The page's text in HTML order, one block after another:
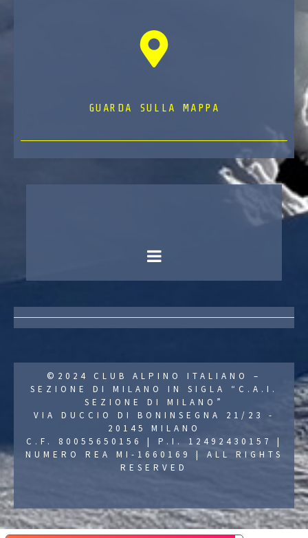
GUARDA SULLA MAPPA
©2024 CLUB ALPINO ITALIANO –
SEZIONE DI MILANO IN SIGLA “C.A.I.
SEZIONE DI MILANO”
VIA DUCCIO DI BONINSEGNA 21/23 -
20145 MILANO
C.F. 80055650156 | P.I. 12492430157 |
NUMERO REA MI-1660169 | ALL RIGHTS
RESERVED